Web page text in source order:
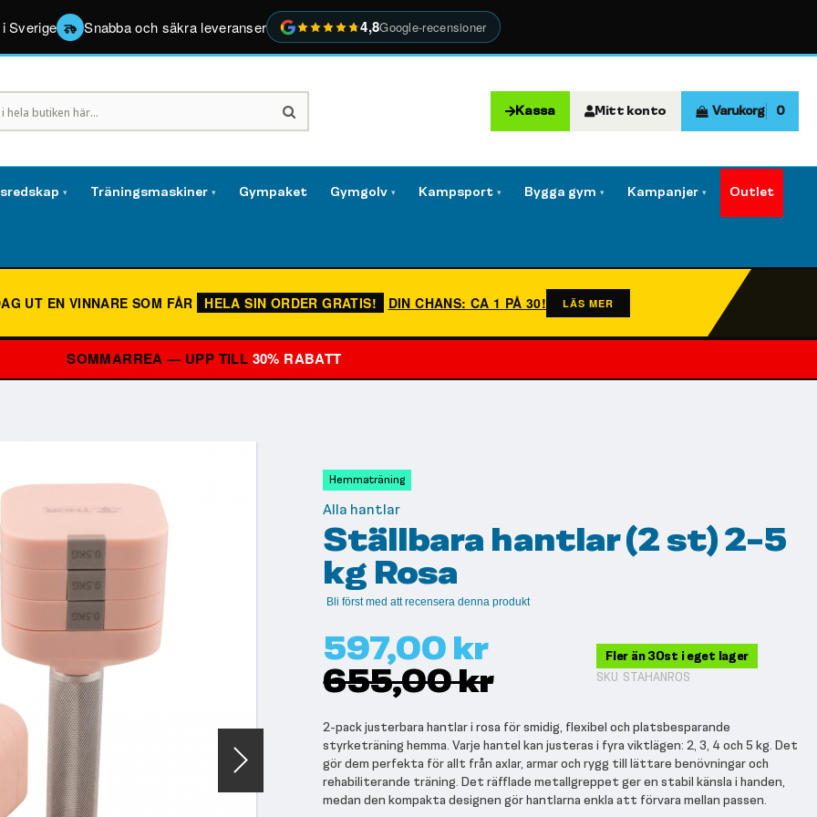
Sverige Snabba och säkra leveranser 4,8Google-recensioner
Kassa Mitt konto Varukorg 0
▾ Träningsmaskiner ▾ Gympaket Gymgolv ▾ Kampsport ▾ Bygga gym ▾ Kampanjer ▾ Outlet
UT EN VINNARE SOM FÅR HELA SIN ORDER GRATIS! DIN CHANS: CA 1 PÅ 30! LÄS MER
SOMMARREA — UPP TILL 30% RABATT
Hemmaträning
Alla hantlar
Ställbara hantlar (2 st) 2-5
kg Rosa
Bli först med att recensera denna produkt
597,00 kr
655,00 kr
Fler än 30st i eget lager
SKU STAHANROS
2-pack justerbara hantlar i rosa för smidig, flexibel och platsbesparande
styrketräning hemma. Varje hantel kan justeras i fyra viktlägen: 2, 3, 4 och 5 kg. Det
gör dem perfekta för allt från axlar, armar och rygg till lättare benövningar och
rehabiliterande träning. Det räfflade metallgreppet ger en stabil känsla i handen,
medan den kompakta designen gör hantlarna enkla att förvara mellan passen.